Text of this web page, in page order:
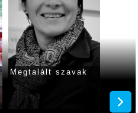
Megtalált szavak